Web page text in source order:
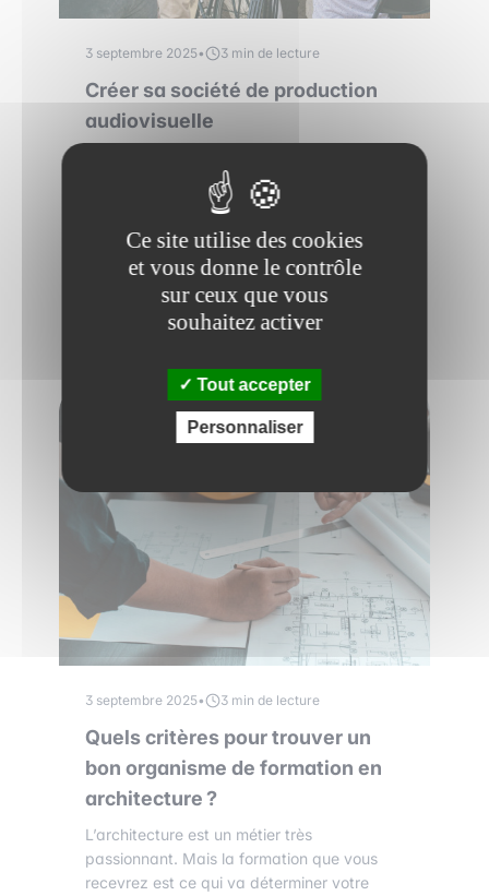
3 septembre 2025• 3 min de lecture
Créer sa société de production
audiovisuelle
audiovisuelle : découvrez les étapes clés, le
choix du statut juridique, les financements
disponibles, et l'importance d'une formation
en audiovisuel.
Lire plus
3 septembre 2025• 3 min de lecture
Quels critères pour trouver un
bon organisme de formation en
architecture ?
L’architecture est un métier très
passionnant. Mais la formation que vous
recevrez est ce qui va déterminer votre
Ce site utilise des cookies
et vous donne le contrôle
sur ceux que vous
souhaitez activer
Tout accepter
Personnaliser